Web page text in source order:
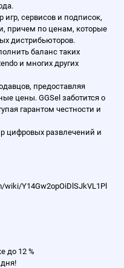
сервисов и подписок,
причем по ценам, которые
дистрибьюторов.
баланс таких
и многих других
предоставляя
цены. GGSel заботится о
гарантом честности и
цифровых развлечений и
Y14Gw2opOiDlSJkVL1Pl
до 12 %